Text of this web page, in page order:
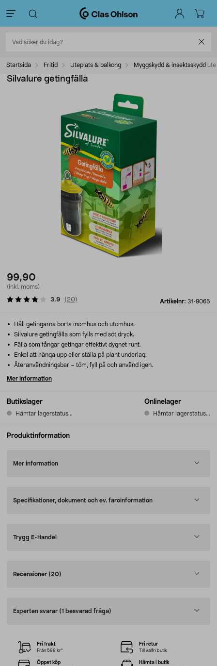
Startsida Fritid Uteplats & balkong Myggskydd & insektsskydd ute
Silvalure getingfälla
99,90
(inkl. moms)
Artikelnr: 31-9065
3.9 ( 20)
Butikslager
Hämtar lagerstatus...
Onlinelager
Hämtar lagerstatus...
Håll getingarna borta inomhus och utomhus.
Silvalure getingfälla som fylls med söt dryck.
Fälla som fångar getingar effektivt dygnet runt.
Enkel att hänga upp eller ställa på plant underlag.
Återanvändningsbar – töm, fyll på och använd igen.
Mer information
Produktinformation
Mer information
Specifikationer, dokument och ev. faroinformation
Trygg E-Handel
Recensioner (20)
Experten svarar (1 besvarad fråga)
Fri frakt
Från 599 kr*
Fri retur
Till valfri butik
Öppet köp Hämta i butik